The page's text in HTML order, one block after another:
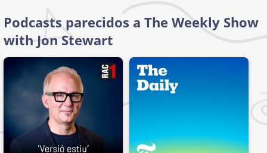
Podcasts parecidos a The Weekly Show
with Jon Stewart